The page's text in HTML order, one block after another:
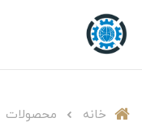
خانه محصولات